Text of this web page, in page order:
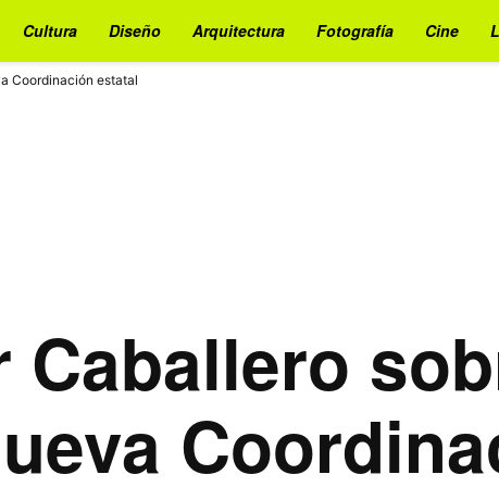
Cultura Diseño Arquitectura Fotografía Cine
Coordinación estatal